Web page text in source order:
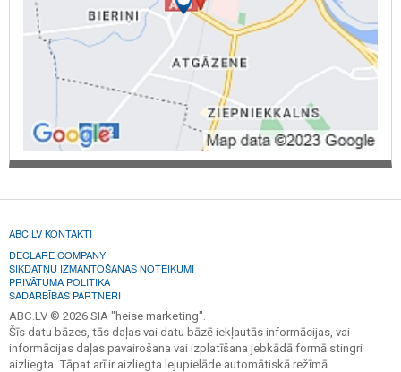
ABC.LV KONTAKTI
DECLARE COMPANY
SĪKDATŅU IZMANTOŠANAS NOTEIKUMI
PRIVĀTUMA POLITIKA
SADARBĪBAS PARTNERI
ABC.LV © 2026 SIA "heise marketing".
Šīs datu bāzes, tās daļas vai datu bāzē iekļautās informācijas, vai
informācijas daļas pavairošana vai izplatīšana jebkādā formā stingri
aizliegta. Tāpat arī ir aizliegta lejupielāde automātiskā režīmā.